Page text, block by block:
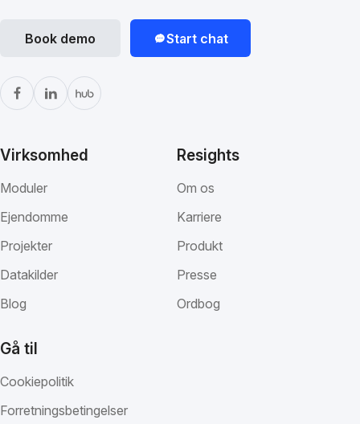
Book demo Start chat
Virksomhed
Moduler
Ejendomme
Projekter
Datakilder
Blog
Resights
Om os
Karriere
Produkt
Presse
Ordbog
Gå til
Cookiepolitik
Forretningsbetingelser